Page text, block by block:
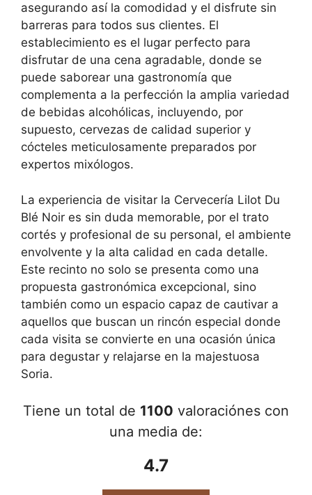
asegurando así la comodidad y el disfrute sin
barreras para todos sus clientes. El
establecimiento es el lugar perfecto para
disfrutar de una cena agradable, donde se
puede saborear una gastronomía que
complementa a la perfección la amplia variedad
de bebidas alcohólicas, incluyendo, por
supuesto, cervezas de calidad superior y
cócteles meticulosamente preparados por
expertos mixólogos.
La experiencia de visitar la Cervecería Lilot Du
Blé Noir es sin duda memorable, por el trato
cortés y profesional de su personal, el ambiente
envolvente y la alta calidad en cada detalle.
Este recinto no solo se presenta como una
propuesta gastronómica excepcional, sino
también como un espacio capaz de cautivar a
aquellos que buscan un rincón especial donde
cada visita se convierte en una ocasión única
para degustar y relajarse en la majestuosa
Soria.
Tiene un total de 1100 valoraciónes con
una media de:
4.7